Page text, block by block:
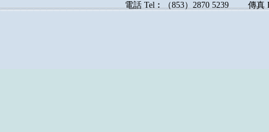
電話 Tel︰（853）2870 5239傳真